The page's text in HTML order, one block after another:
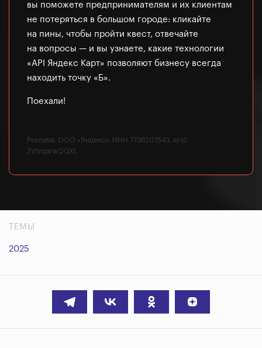
вы поможете предпринимателям и их клиентам
не потеряться в большом городе: кликайте
на пины, чтобы пройти квест, отвечайте
на вопросы — и вы узнаете, какие технологии
«API Яндекс Карт» позволяют бизнесу всегда
находить точку «Б».
Поехали!
Реклама. ООО «Яндекс», ИНН 7736207543, erid:
2VtzqwwQQXL
ТЕМЫ
2025